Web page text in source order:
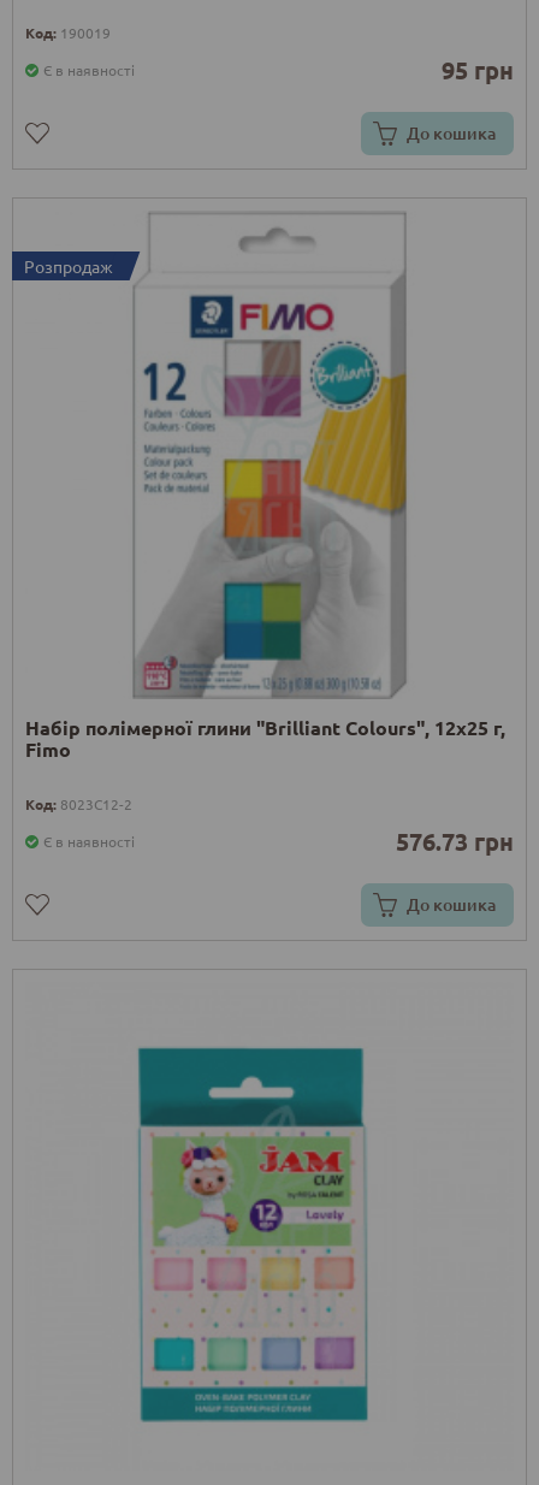
Код: 190019
Є в наявності
95 грн
До кошика
Розпродаж
Набір полімерної глини "Brilliant Colours", 12х25 г,
Fimo
Код: 8023C12-2
Є в наявності
576.73 грн
До кошика